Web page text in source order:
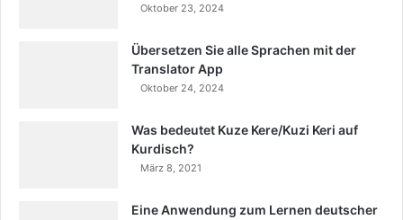
Oktober 23, 2024
Übersetzen Sie alle Sprachen mit der
Translator App
Oktober 24, 2024
Was bedeutet Kuze Kere/Kuzi Keri auf
Kurdisch?
März 8, 2021
Eine Anwendung zum Lernen deutscher